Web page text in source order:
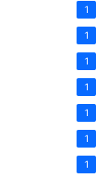
1
1
1
1
1
1
1